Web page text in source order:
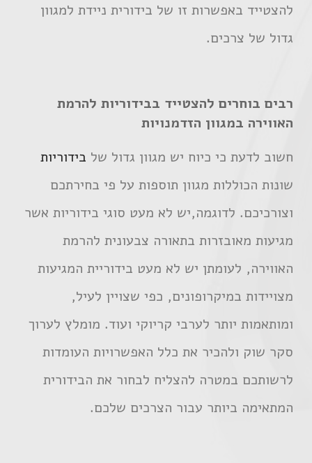
להצטייד באפשרות זו של בידורית ניידת למגוון
גדול של צרכים.
רבים בוחרים להצטייד בבידוריות להרמת
האווירה במגוון הזדמנויות
חשוב לדעת כי כיוח יש מגוון גדול של בידוריות
שונות הכוללות מגוון תוספות על פי בחירתכם
וצורכיכם. לדוגמה,יש לא מעט סוגי בידוריות אשר
מגיעות מאובזרות בתאורה צבעונית להרמת
האווירה, לעומתן יש לא מעט בידוריית המגיעות
מצויידות במיקרופונים, כפי שצויין לעיל,
ומותאמות יותר לערבי קריוקי ועוד. מומלץ לערוך
סקר שוק ולהכיר את כלל האפשרויות העומדות
לרשותכם במטרה להצליח לבחור את הבידורית
המתאימה ביותר עבור הצרכים שלכם.